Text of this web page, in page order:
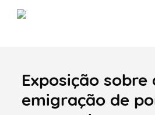
Termo de Pesquisa
Exposição sobre
emigração de